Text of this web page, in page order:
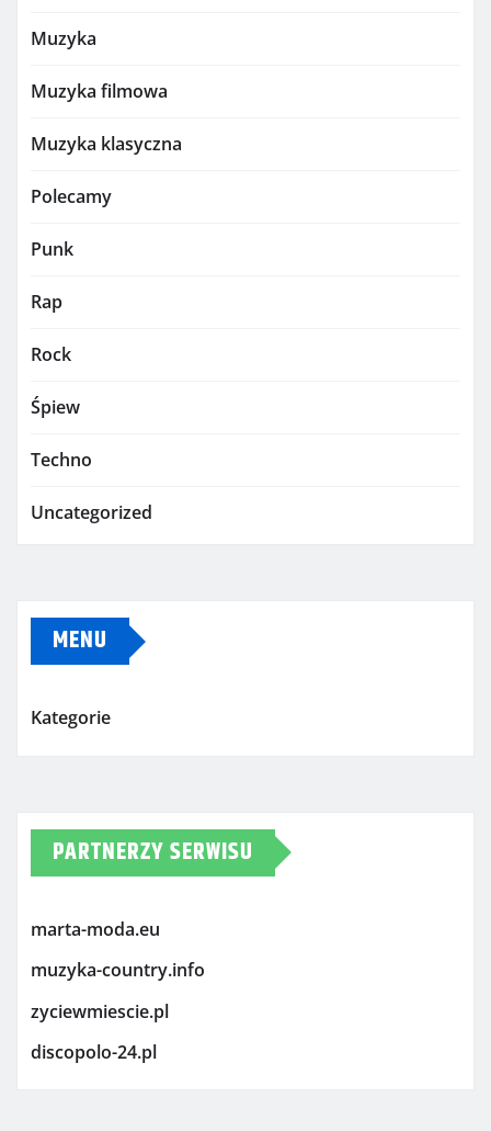
Muzyka
Muzyka filmowa
Muzyka klasyczna
Polecamy
Punk
Rap
Rock
Śpiew
Techno
Uncategorized
MENU
Kategorie
PARTNERZY SERWISU
marta-moda.eu
muzyka-country.info
zyciewmiescie.pl
discopolo-24.pl